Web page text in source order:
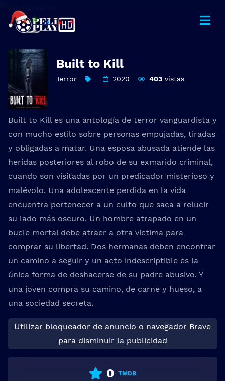
Built to Kill
Terror 2020 403vistas
Built to Kill es una antología de terror vanguardista y
con mucho estilo sobre personas empujadas, tiradas
y obligadas a matar. Una esposa abusada atiende las
heridas posteriores al robo de su exmarido criminal,
cuando son visitadas por un predicador misterioso y
malévolo. Una adolescente perdida en la vida
encuentra pertenecer a un culto que saca a relucir
su lado más oscuro. Un hombre atrapado en un
bucle mortal debe atraer a otra víctima para
comprar su libertad. Dos hermanas deben encontrar
un camino a seguir y un acto indescriptible es la
única forma de deshacerse de su padre abusivo. Y
una joven compra su camino, de carne y hueso, a
una sociedad secreta.
Utilizar bloqueador de anuncio o navegador Brave
para disminuir la publicidad
0 TMDB